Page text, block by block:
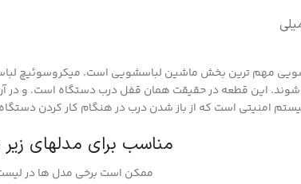
مهم ترین بخش ماشین لباسشویی است. میکروسوئیچ
این قطعه در حقیقت همان قفل درب دستگاه است. و در آن
امنیتی است که از باز شدن درب در هنگام کار کردن
مناسب برای مدلهای
ممکن است برخی مدل ها در